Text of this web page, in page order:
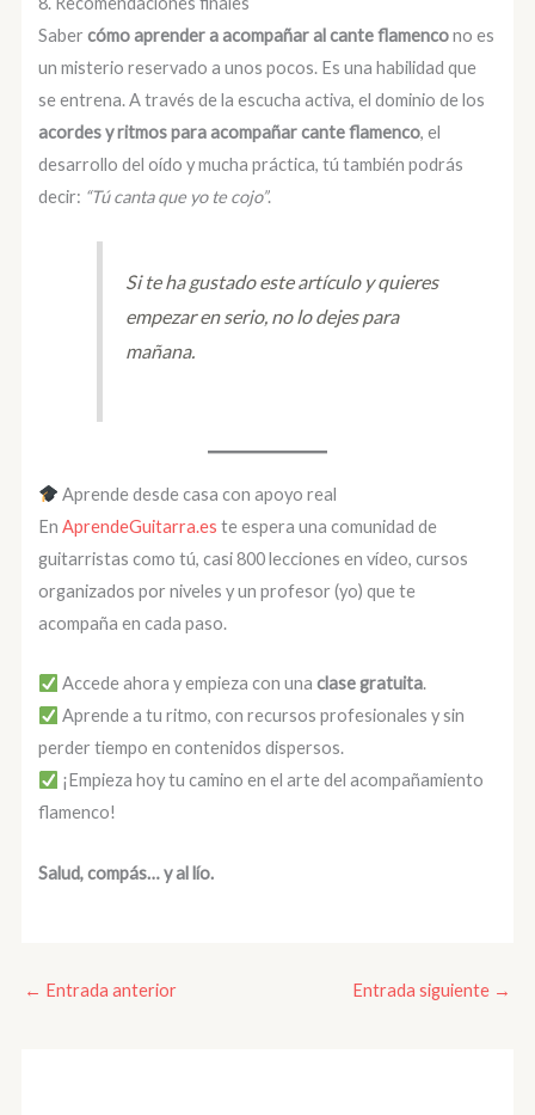
Sabercómo aprender a acompañar al cante flamencono es
un misterio reservado a unos pocos. Es una habilidad que
se entrena. A través de la escucha activa, el dominio de los
acordes y ritmos para acompañar cante flamenco, el
desarrollo del oído y mucha práctica, tú también podrás
decir: “Tú canta que yo te cojo”.
Si te ha gustado este artículo y quieres
empezar en serio, no lo dejes para
mañana.
Aprende desde casa con apoyo real
EnAprendeGuitarra.es te espera una comunidad de
guitarristas como tú, casi 800 lecciones en vídeo, cursos
organizados por niveles y un profesor (yo) que te
acompaña en cada paso.
Accede ahora y empieza con unaclase gratuita.
Aprende a tu ritmo, con recursos profesionales y sin
perder tiempo en contenidos dispersos.
¡Empieza hoy tu camino en el arte del acompañamiento
flamenco!
Salud, compás… y al lío.
← Entrada anterior Entrada siguiente →